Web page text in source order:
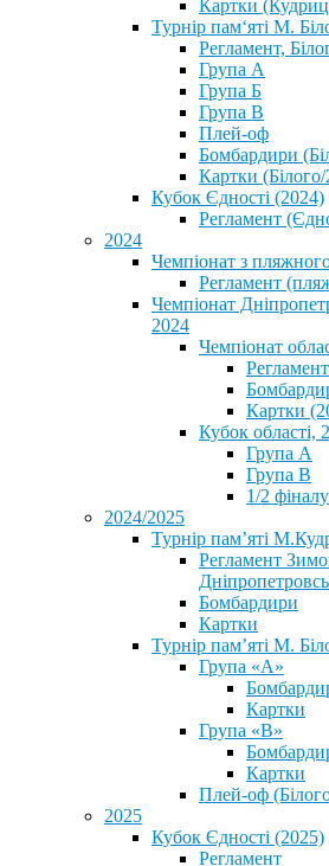
Картки
⁨Турнір пам‘яті М.
Регламент,
Група А
Група Б
Група В
Плей-оф
Бомбардири
Картки
Кубок Єдності (2024)
Регламент
2024
Чемпіонат з
Регламент
Чемпіонат
2024
Чемпіонат
Картки
Кубок області,
Група А
Група В
1/2
2024/2025
Турнір пам’яті
Регламент
Бомбардири
Картки
Турнір пам’яті М.
Група «А»
Картки
Група «В»
Картки
Плей-оф
2025
Кубок Єдності (2025)
Регламент